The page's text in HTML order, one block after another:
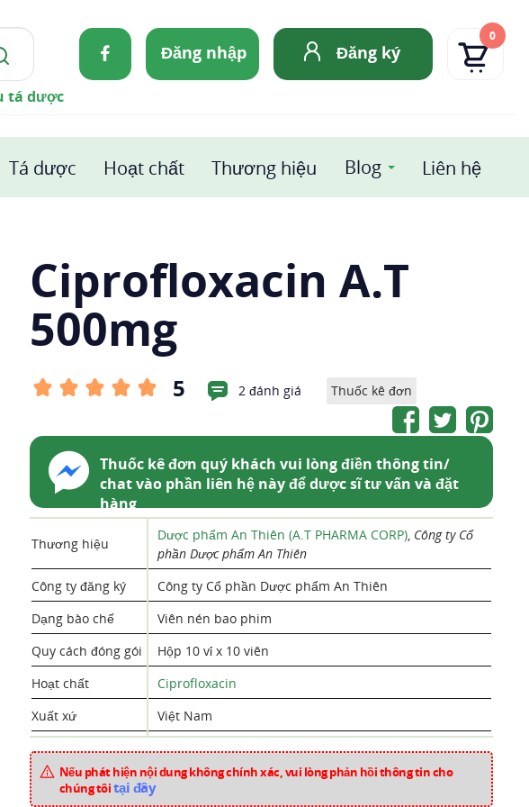
Đăng nhập Đăng ký
0
tá dược
Tá dược Hoạt chất Thương hiệu Blog Liên hệ
Ciprofloxacin A.T
500mg
5 2 đánh giá Thuốc kê đơn
Thuốc kê đơn quý khách vui lòng điền thông tin/
chat vào phần liên hệ này để dược sĩ tư vấn và đặt
hàng
Thương hiệu
Dược phẩm An Thiên (A.T PHARMA CORP), Công ty Cổ
phần Dược phẩm An Thiên
Công ty đăng ký
Công ty Cổ phần Dược phẩm An Thiên
Dạng bào chế
Viên nén bao phim
Quy cách đóng gói
Hộp 10 vỉ x 10 viên
Hoạt chất
Ciprofloxacin
Xuất xứ
Việt Nam
Mã sản phẩm
T102
Chuyên mục
Thuốc Kháng Sinh
Nếu phát hiện nội dung không chính xác, vui lòng phản hồi thông tin cho
chúng tôitại đây